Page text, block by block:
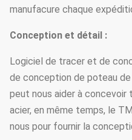
manufacure chaque
Conception et détail :
Logiciel de tracer et de
de conception de poteau
peut nous aider à
acier, en même temps, le
nous pour fournir la